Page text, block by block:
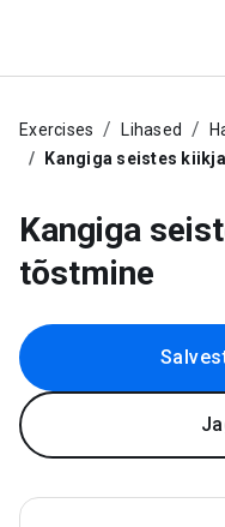
Exercises Lihased
Kangiga seistes
Kangiga
tõstmine